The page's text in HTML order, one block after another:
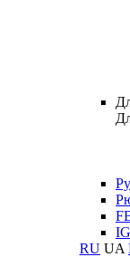
IG
RU UA